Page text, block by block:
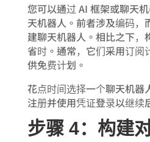
您可以通过 AI 框架或聊天
天机器人。前者涉及编码，
建聊天机器人。相比之下，
省时。通常，它们采用订阅
供免费计划。
花点时间选择一个聊天机器
注册并使用凭证登录以继续
步骤 4：构建